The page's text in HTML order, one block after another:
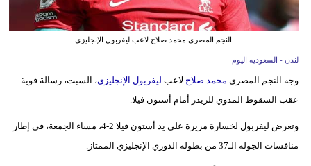
تعليم
علوم
بيئة
النجم المصري محمد صلاح لاعب ليفربول الإنجليزي
لندن - السعوديه اليوم
وجه النجم المصري محمد صلاح لاعب ليفربول الإنجليزي، السبت، رسالة قوية
عقب السقوط المدوي للريدز أمام أستون فيلا.
وتعرض ليفربول لخسارة مريرة على يد أستون فيلا 2-4، مساء الجمعة، في إطار
منافسات الجولة الـ37 من بطولة الدوري الإنجليزي الممتاز.